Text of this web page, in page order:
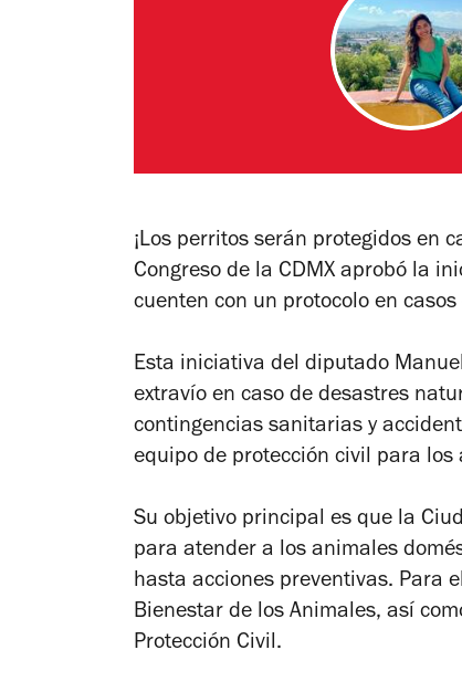
¡Los perritos serán protegidos en
Congreso de la CDMX aprobó la
cuenten con un protocolo en
Esta iniciativa del diputado
extravío en caso de desastres
contingencias sanitarias y
equipo de protección civil para los
Su objetivo principal es que la
para atender a los animales
hasta acciones preventivas. Para
Bienestar de los Animales, así
Protección Civil.